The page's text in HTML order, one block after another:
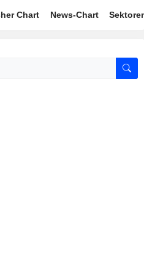
Chart News-Chart